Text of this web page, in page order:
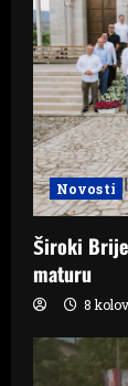
Novosti
Široki
maturu
8